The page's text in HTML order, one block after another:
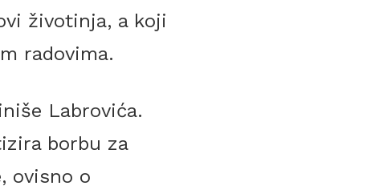
životinja, a koji
radovima.
Labrovića.
borbu za
ovisno o